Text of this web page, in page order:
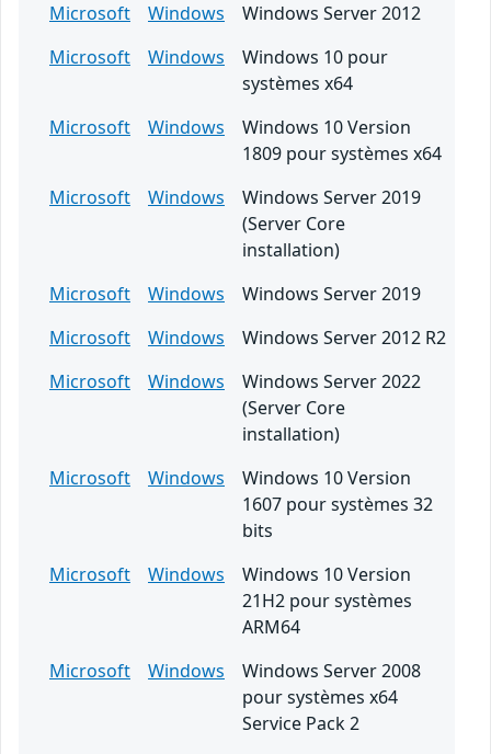
Microsoft
Windows
Windows Server 2012
Microsoft
Windows
Windows 10 pour
systèmes x64
Microsoft
Windows
Windows 10 Version
1809 pour systèmes x64
Microsoft
Windows
Windows Server 2019
(Server Core
installation)
Microsoft
Windows
Windows Server 2019
Microsoft
Windows
Windows Server 2012 R2
Microsoft
Windows
Windows Server 2022
(Server Core
installation)
Microsoft
Windows
Windows 10 Version
1607 pour systèmes 32
bits
Microsoft
Windows
Windows 10 Version
21H2 pour systèmes
ARM64
Microsoft
Windows
Windows Server 2008
pour systèmes x64
Service Pack 2